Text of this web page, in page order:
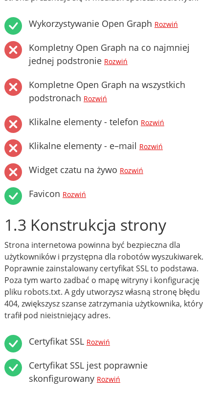
Wykorzystywanie Open Graph Rozwiń
Kompletny Open Graph na co najmniej
jednej podstronie Rozwiń
Kompletne Open Graph na wszystkich
podstronach Rozwiń
Klikalne elementy - telefon Rozwiń
Klikalne elementy - e–mail Rozwiń
Widget czatu na żywo Rozwiń
Favicon Rozwiń
1.3 Konstrukcja strony
Strona internetowa powinna być bezpieczna dla
użytkowników i przystępna dla robotów wyszukiwarek.
Poprawnie zainstalowany certyfikat SSL to podstawa.
Poza tym warto zadbać o mapę witryny i konfigurację
pliku robots.txt. A gdy utworzysz własną stronę błędu
404, zwiększysz szanse zatrzymania użytkownika, który
trafił pod nieistniejący adres.
Certyfikat SSL Rozwiń
Certyfikat SSL jest poprawnie
skonfigurowany Rozwiń